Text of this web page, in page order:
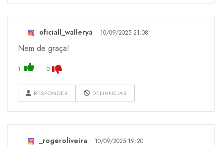
oficiall_wallerya 10/09/2025 21:08
Nem de graça!
1 0
RESPONDER DENUNCIAR
_rogeroliveira 10/09/2025 19:20